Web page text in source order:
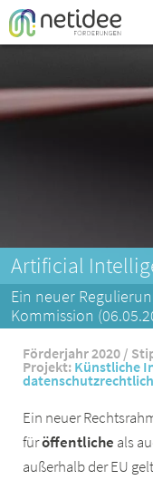
Enter your username
Passwort
Artificial
Ein neuer
Kommission
Förderjahr 2020 /
Projekt: Künstliche
Ein neuer
füröffentliche als
außerhalb der EU